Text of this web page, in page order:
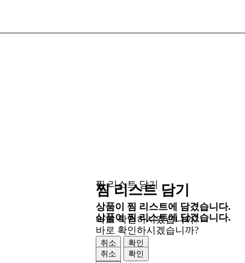
찜 리스트 담기
상품이 찜 리스트에 담겼습니다.
바로 확인하시겠습니까?
취소
확인
닫기
찜 리스트 담기
상품이 찜 리스트에 담겼습니다.
바로 확인하시겠습니까?
취소
확인